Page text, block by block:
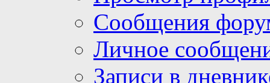
Сообщения
Личное
Записи в